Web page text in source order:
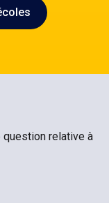
question relative à